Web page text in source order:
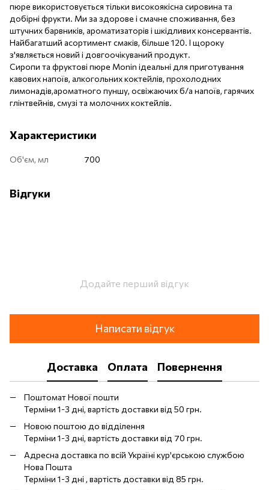
пюре використовується тільки високоякісна сировина та
добірні фрукти. Ми за здорове і смачне споживання, без
штучних барвників, ароматизаторів і шкідливих консервантів.
Найбагатший асортимент смаків, більше 120. І щороку
з'являється новий і довгоочікуваний продукт.
Сиропи та фруктові пюре Monin ідеальні для приготування
кавових напоїв, алкогольних коктейлів, прохолодних
лимонадів,ароматного пуншу, освіжаючих б/а напоїв, гарячих
глінтвейнів, смузі та молочних коктейлів.
Характеристики
Об'єм, мл 700
Відгуки
Додайте перший відгук
Написати відгук
Доставка Оплата Повернення
Поштомат Нової пошти
Терміни 1-3 дні, вартість доставки від 50 грн.
Новою поштою до відділення
Терміни 1-3 дні, вартість доставки від 70 грн.
Адресна доставка по всій Україні кур'єрською службою
Нова Пошта
Терміни 1-3 дні , вартість доставки від 85 грн.